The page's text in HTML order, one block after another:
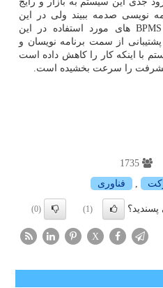
نویسی صدمه ببیند ولی در این
خصوص باید اظهار داشت که BPMS های مورد استفاده در این
از سمت برنامه نویسان و
با اینکه کار را کاهش داده است
پیشرفت را سرعت بخشیده است.
فناوری
(1)
(0)
X